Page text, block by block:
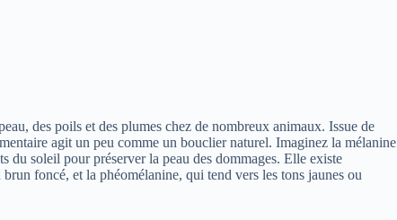
des poils et des plumes chez de nombreux animaux. Issue de
agit un peu comme un bouclier naturel. Imaginez la mélanine
du soleil pour préserver la peau des dommages. Elle existe
foncé, et la phéomélanine, qui tend vers les tons jaunes ou